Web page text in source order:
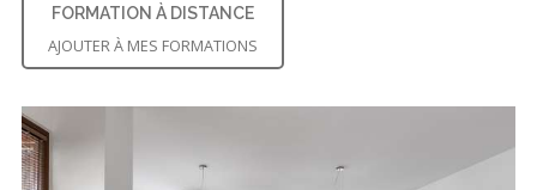
FORMATION À DISTANCE
AJOUTER À MES FORMATIONS